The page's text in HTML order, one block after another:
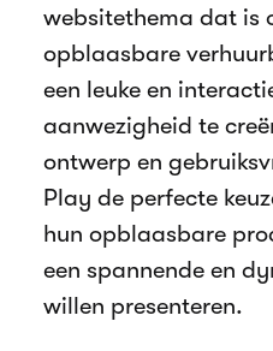
websitethema dat is
opblaasbare
een leuke en
aanwezigheid te
ontwerp en
Play de perfecte
hun opblaasbare
een spannende en
willen presenteren.